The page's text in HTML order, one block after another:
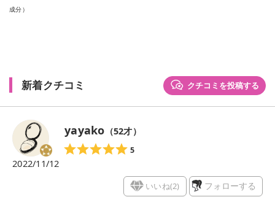
成分）
新着クチコミ クチコミを投稿する
yayako （52才）
5
2022/11/12
いいね(2) フォローする